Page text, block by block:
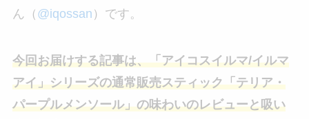
ん（ @iqossan ）です。
今回お届けする記事は、「アイコスイルマ/イルマ
アイ」シリーズの通常販売スティック「テリア・
パープルメンソール」の味わいのレビューと吸い